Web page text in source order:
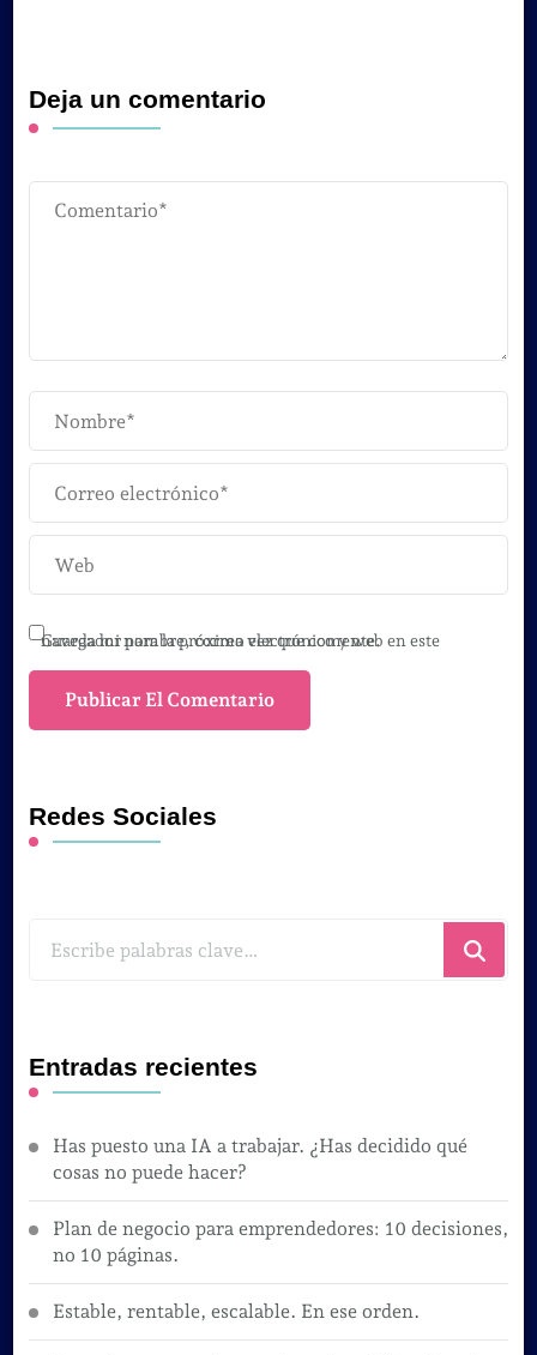
Deja un comentario
Guarda mi nombre, correo electrónico y web en este navegador para la próxima vez que comente.
Redes Sociales
Entradas recientes
Has puesto una IA a trabajar. ¿Has decidido qué
cosas no puede hacer?
Plan de negocio para emprendedores: 10 decisiones,
no 10 páginas.
Estable, rentable, escalable. En ese orden.